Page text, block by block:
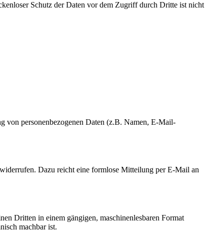
Schutz der Daten vor dem Zugriff durch Dritte ist nicht
von personenbezogenen Daten (z.B. Namen, E-Mail-
Dazu reicht eine formlose Mitteilung per E-Mail an
Dritten in einem gängigen, maschinenlesbaren Format
machbar ist.